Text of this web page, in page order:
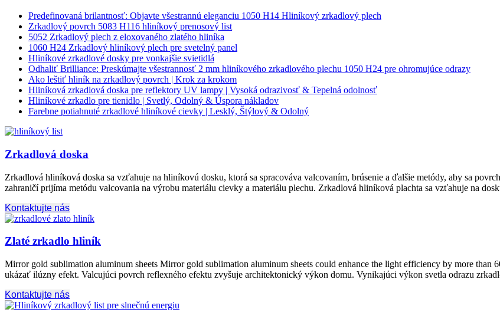
Predefinovaná brilantnosť: Objavte všestrannú eleganciu 1050 H14 Hliníkový zrkadlový plech
Zrkadlový povrch 5083 H116 hliníkový prenosový list
5052 Zrkadlový plech z eloxovaného zlatého hliníka
1060 H24 Zrkadlový hliníkový plech pre svetelný panel
Hliníkové zrkadlové dosky pre vonkajšie svietidlá
Odhaliť Brilliance: Preskúmajte všestrannosť 2 mm hliníkového zrkadlového plechu 1050 H24 pre ohromujúce odrazy
Ako leštiť hliník na zrkadlový povrch | Krok za krokom
Hliníková zrkadlová doska pre reflektory UV lampy | Vysoká odrazivosť & Tepelná odolnosť
Hliníkové zrkadlo pre tienidlo | Svetlý, Odolný & Úspora nákladov
Farebne potiahnuté zrkadlové hliníkové cievky | Lesklý, Štýlový & Odolný
Zrkadlová doska
Zrkadlová hliníková doska sa vzťahuje na hliníkovú dosku, ktorá sa spracováva valcovaním, brúsenie a ďalšie metódy, aby sa
zahraničí prijíma metódu valcovania na výrobu materiálu cievky a materiálu plechu. Zrkadlová hliníková plachta sa vzťahuje na
Kontaktujte nás
Zlaté zrkadlo hliník
Mirror gold sublimation aluminum sheets Mirror gold sublimation aluminum sheets could enhance the light efficiency by more than
ukázať ilúzny efekt. Valcujúci povrch reflexného efektu zvyšuje architektonický výkon domu. Vynikajúci výkon svetla odrazu
Kontaktujte nás